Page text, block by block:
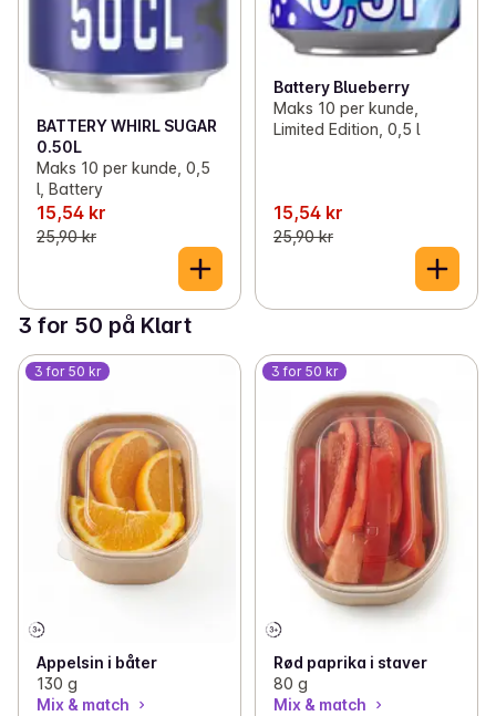
BATTERY WHIRL SUGAR
0.50L
Maks 10 per kunde, 0,5
l, Battery
15,54 kr
25,90 kr
Battery Blueberry
Maks 10 per kunde,
Limited Edition, 0,5 l
15,54 kr
25,90 kr
3 for 50 på Klart
3 for 50 kr
Appelsin i båter
130 g
Mix & match
3 for 50 kr
Rød paprika i staver
80 g
Mix & match